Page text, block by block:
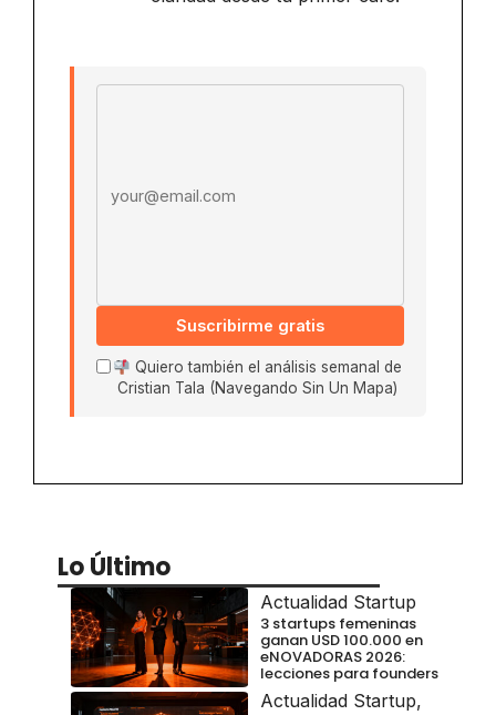
Suscribirme gratis
Quiero también el análisis semanal de
Cristian Tala (Navegando Sin Un Mapa)
Lo Último
Actualidad Startup
3 startups femeninas
ganan USD 100.000 en
eNOVADORAS 2026:
lecciones para founders
Actualidad Startup,